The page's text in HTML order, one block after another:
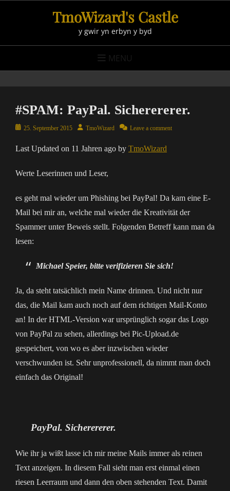
TmoWizard's Castle
y gwir yn erbyn y byd
MENU
#SPAM: PayPal. Sicherererer.
Posted25. September 2015 AuthorTmoWizard Leave a comment
Last Updated on 11 Jahren ago by TmoWizard
Werte Leserinnen und Leser,
es geht mal wieder um Phishing bei PayPal! Da kam eine E-
Mail bei mir an, welche mal wieder die Kreativität der
Spammer unter Beweis stellt. Folgenden Betreff kann man da
lesen:
Michael Speier, bitte verifizieren Sie sich!
Ja, da steht tatsächlich mein Name drinnen. Und nicht nur
das, die Mail kam auch noch auf dem richtigen Mail-Konto
an! In der HTML-Version war ursprünglich sogar das Logo
von PayPal zu sehen, allerdings bei Pic-Upload.de
gespeichert, von wo es aber inzwischen wieder
verschwunden ist. Sehr unprofessionell, da nimmt man doch
einfach das Original!
PayPal. Sicherererer.
Wie ihr ja wißt lasse ich mir meine Mails immer als reinen
Text anzeigen. In diesem Fall sieht man erst einmal einen
riesen Leerraum und dann den oben stehenden Text. Damit